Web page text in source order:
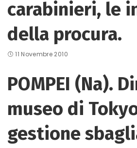
carabinieri, le
della procura.
11 Novembre 2010
POMPEI (Na).
museo di
gestione